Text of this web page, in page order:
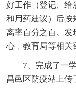
好工作（登记、给
和用药建议）后按
离率百分之百。发
心，教育局等相关
7、完成了一学
昌邑区防疫站上传